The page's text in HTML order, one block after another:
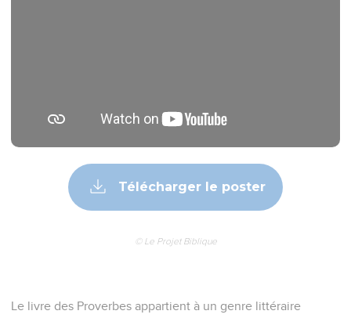
Télécharger le poster
© Le Projet Biblique
Le livre des Proverbes appartient à un genre littéraire